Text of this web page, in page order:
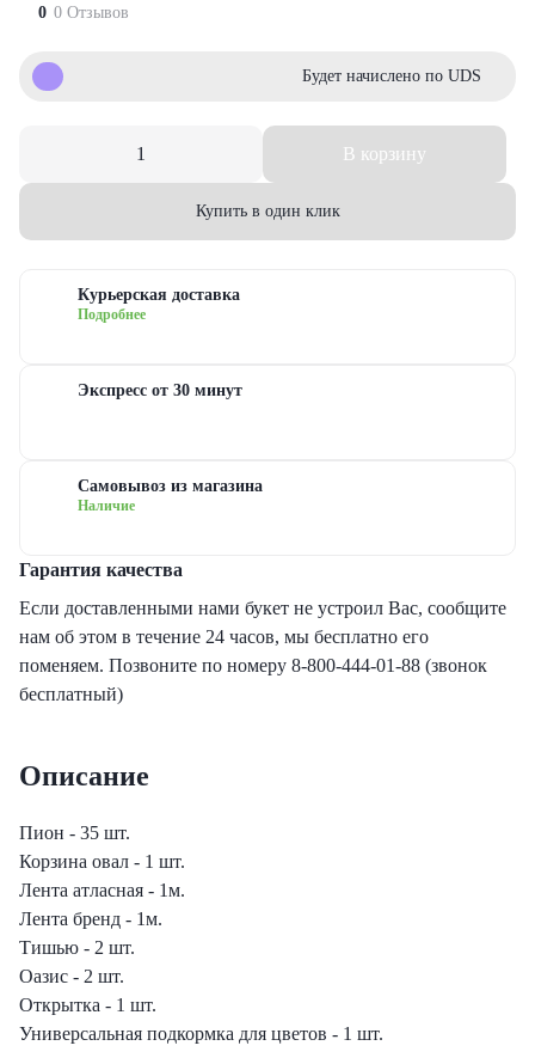
с гипсофилами
с гвоздиками
с герберами
с гортензией
с тюльпанами
флористика
0 0 Отзывов
Будет начислено по UDS
В корзину
Купить в один клик
Курьерская доставка
Подробнее
Экспресс от 30 минут
Самовывоз из магазина
Наличие
Гарантия качества
Если доставленными нами букет не устроил Вас, сообщите
нам об этом в течение 24 часов, мы бесплатно его
поменяем. Позвоните по номеру 8-800-444-01-88 (звонок
бесплатный)
Описание
Пион - 35 шт.
Корзина овал - 1 шт.
Лента атласная - 1м.
Лента бренд - 1м.
Тишью - 2 шт.
Оазис - 2 шт.
Открытка - 1 шт.
Универсальная подкормка для цветов - 1 шт.